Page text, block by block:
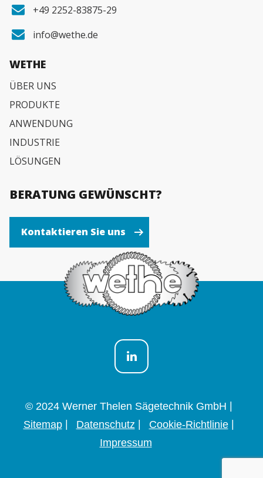
+49 2252-83875-29
info@wethe.de
WETHE
ÜBER UNS
PRODUKTE
ANWENDUNG
INDUSTRIE
LÖSUNGEN
BERATUNG GEWÜNSCHT?
Kontaktieren Sie uns
© 2024 Werner Thelen Sägetechnik GmbH
Sitemap
Datenschutz
Cookie-Richtlinie
Impressum